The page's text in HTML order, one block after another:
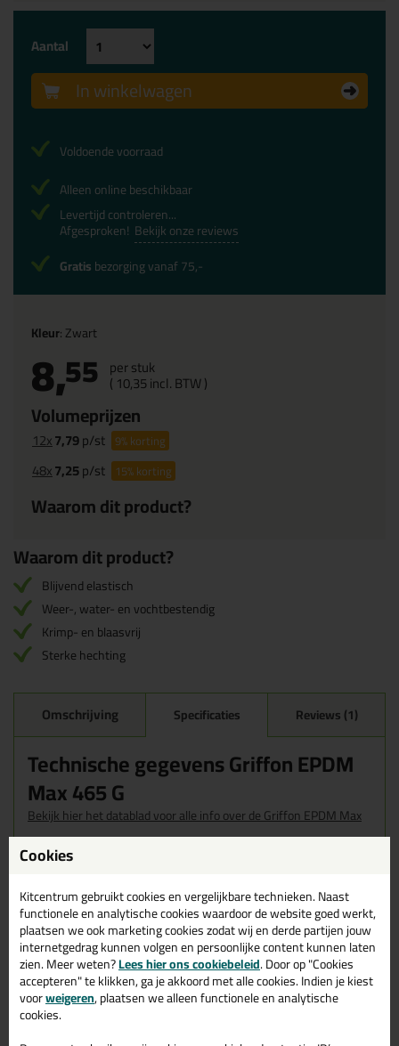
Kleur: Zwart
8,55 per stuk
( 10,35incl. BTW )
Volumeprijzen
12x7,79p/st 9%korting
48x7,25p/st 15%korting
Waarom dit product?
Aantal
In winkelwagen
Voldoende voorraad
Alleen online beschikbaar
Levertijd controleren...
Afgesproken! Bekijk onze reviews
Gratisbezorging vanaf 75,-
Waarom dit product?
Blijvend elastisch
Weer-, water- en vochtbestendig
Krimp- en blaasvrij
Sterke hechting
Omschrijving Specificaties Reviews (1)
Technische gegevens Griffon EPDM
Max 465 G
Bekijk hier het datablad voor alle info over de Griffon EPDM Max
Elasticiteit E-modulus:
Basisgrondstof:SMP-polymeer
Chemicaliënbestendigheid:Goed
Kleur:Zwart
Doorhardingssnelheid:3 mm/24h
Dichtheid ca.:1,6 g/cm³
Elasticiteit:Zeer goed
Rek bij breuk:700 %
Vullend vermogen:Zeer goed
Eindsterkte na: 48 uur
Cookies
Kitcentrum gebruikt cookies en vergelijkbare technieken. Naast
functionele en analytische cookies waardoor de website goed werkt,
plaatsen we ook marketing cookies zodat wij en derde partijen jouw
internetgedrag kunnen volgen en persoonlijke content kunnen laten
zien. Meer weten?Lees hier ons cookiebeleid. Door op "Cookies
accepteren" te klikken, ga je akkoord met alle cookies. Indien je kiest
voorweigeren, plaatsen we alleen functionele en analytische
cookies.